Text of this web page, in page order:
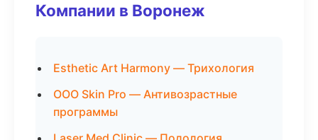
Компании в Воронеж
Esthetic Art Harmony — Трихология
ООО Skin Pro — Антивозрастные
программы